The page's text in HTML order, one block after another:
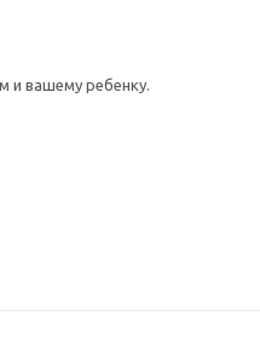
и вашему ребенку.